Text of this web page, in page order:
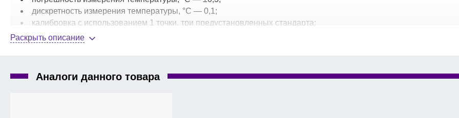
дискретность измерения температуры, °С — 0,1;
калибровка с использованием 1 точки, три предустановленных стандарта;
наличие специальных символов для индикации ручной и автоматической конечной точки;
выходы датчиков — Mini-DIN;
Раскрыть описание
Аналоги данного товара